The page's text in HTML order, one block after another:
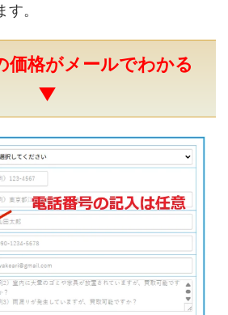
。
格がメールでわかる
▼